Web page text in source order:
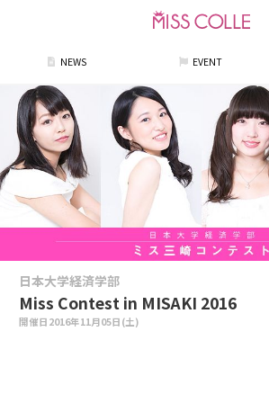
NEWS EVENT
日本大学経済学部
Miss Contest in MISAKI 2016
開催日 2016年11月05日(土)